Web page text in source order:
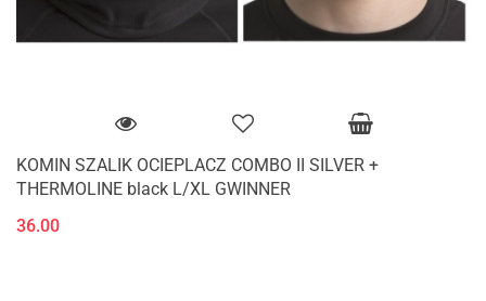
KOMIN SZALIK OCIEPLACZ COMBO II SILVER +
THERMOLINE black L/XL GWINNER
36.00